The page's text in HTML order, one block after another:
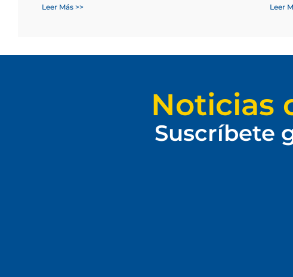
Leer Más >> Leer
Noticias
Suscríbete